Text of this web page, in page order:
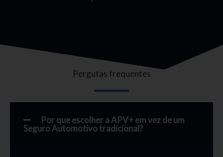
Pergutas frequentes
Por que escolher a APV+ em vez de um
Seguro Automotivo tradicional?